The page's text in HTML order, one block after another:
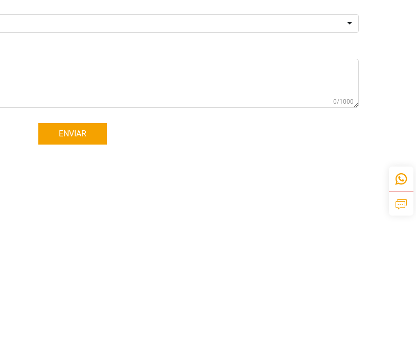
0/1000
ENVIAR